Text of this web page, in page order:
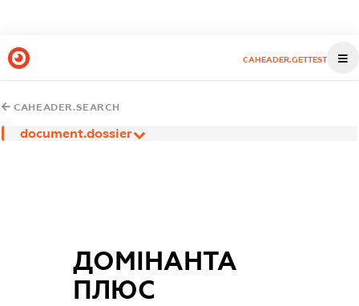
CAHEADER.GETTEST
CAHEADER.SEARCH
document.dossier
ДОМІНАНТА
ПЛЮС